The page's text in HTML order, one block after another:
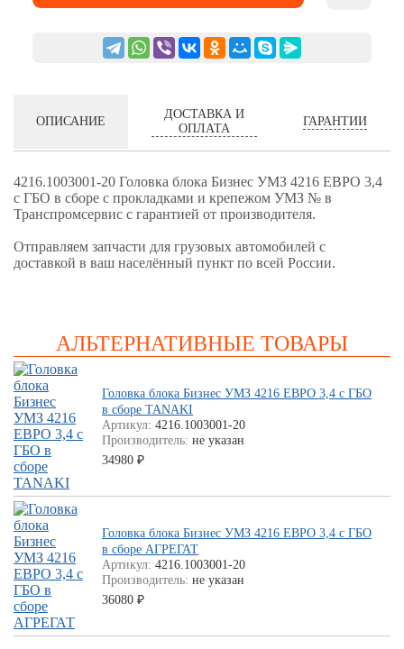
ОПИСАНИЕ
ДОСТАВКА И
ОПЛАТА
ГАРАНТИИ
4216.1003001-20 Головка блока Бизнес УМЗ 4216 ЕВРО 3,4
с ГБО в сборе с прокладками и крепежом УМЗ № в
Транспромсервис с гарантией от производителя.
Отправляем запчасти для грузовых автомобилей с
доставкой в ваш населённый пункт по всей России.
АЛЬТЕРНАТИВНЫЕ ТОВАРЫ
Головка блока Бизнес УМЗ 4216 ЕВРО 3,4 с ГБО
в сборе TANAKI
Артикул:4216.1003001-20
Производитель:не указан
34980₽
Головка блока Бизнес УМЗ 4216 ЕВРО 3,4 с ГБО
в сборе АГРЕГАТ
Артикул:4216.1003001-20
Производитель:не указан
36080₽